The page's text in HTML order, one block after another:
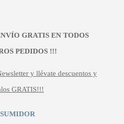
GRATIS EN TODOS
PEDIDOS !!!
y llévate descuentos y
GRATIS!!!